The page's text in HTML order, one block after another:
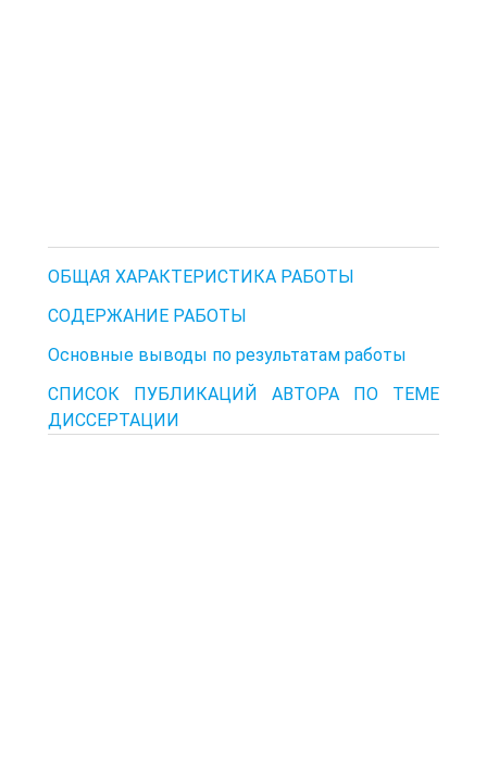
ОБЩАЯ ХАРАКТЕРИСТИКА РАБОТЫ
СОДЕРЖАНИЕ РАБОТЫ
Основные выводы по результатам работы
СПИСОК ПУБЛИКАЦИЙ АВТОРА ПО ТЕМЕ
ДИССЕРТАЦИИ